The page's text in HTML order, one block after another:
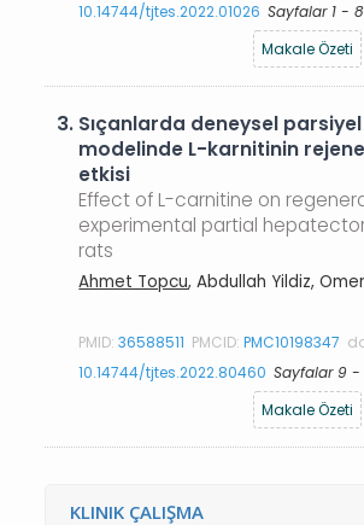
10.14744/tjtes.2022.01026 Sayfalar 1 - 8
Makale Özeti
3. Sıçanlarda deneysel
modelinde L-karnitinin
etkisi
Effect of L-carnitine on
experimental partial
rats
Ahmet Topcu, Abdullah Yildiz,
PMID:36588511 PMCID:PMC10198347
10.14744/tjtes.2022.80460 Sayfalar 9 -
Makale Özeti
KLINIK ÇALIŞMA